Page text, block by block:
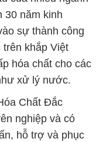
30 năm kinh
sự thành công
trên khắp Việt
hóa chất cho các
xử lý nước.
Chất Đắc
nghiệp và có
hỗ trợ và phục